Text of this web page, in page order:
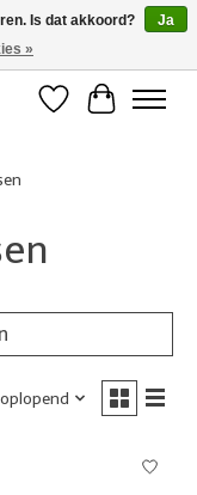
Verlanglijst
Is dat akkoord?
Ja
»